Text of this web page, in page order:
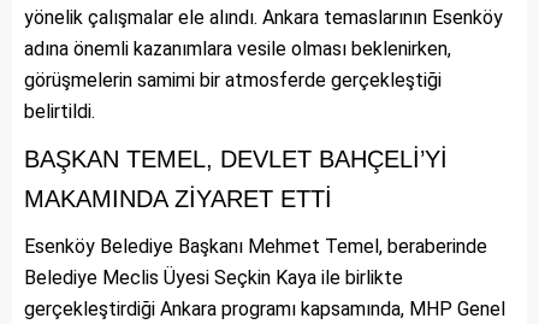
yönelik çalışmalar ele alındı. Ankara temaslarının Esenköy
adına önemli kazanımlara vesile olması beklenirken,
görüşmelerin samimi bir atmosferde gerçekleştiği
belirtildi.
BAŞKAN TEMEL, DEVLET BAHÇELİ’Yİ
MAKAMINDA ZİYARET ETTİ
Esenköy Belediye Başkanı Mehmet Temel, beraberinde
Belediye Meclis Üyesi Seçkin Kaya ile birlikte
gerçekleştirdiği Ankara programı kapsamında, MHP Genel